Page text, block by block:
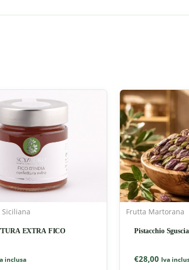
Siciliana
EXTRA FICO
inclusa
Frutta Martorana
Pistacchio
€28,00 Iva